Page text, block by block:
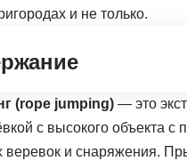
и не только.
(rope jumping) — это
с высокого объекта
веревок и снаряжения.